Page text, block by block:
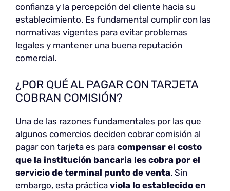
confianza y la percepción del cliente hacia su
establecimiento. Es fundamental cumplir con las
normativas vigentes para evitar problemas
legales y mantener una buena reputación
comercial.
¿POR QUÉ AL PAGAR CON TARJETA
COBRAN COMISIÓN?
Una de las razones fundamentales por las que
algunos comercios deciden cobrar comisión al
pagar con tarjeta es para compensar el costo
que la institución bancaria les cobra por el
servicio de terminal punto de venta. Sin
embargo, esta práctica viola lo establecido en